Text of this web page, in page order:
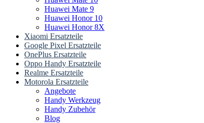
Huawei Mate 9
Huawei Honor 10
Huawei Honor 8X
Xiaomi Ersatzteile
Google Pixel Ersatzteile
OnePlus Ersatzteile
Oppo Handy Ersatzteile
Realme Ersatzteile
Motorola Ersatzteile
Angebote
Handy Werkzeug
Handy Zubehör
Blog